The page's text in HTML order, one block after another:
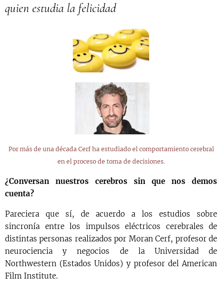
quien estudia la felicidad
Por más de una década Cerf ha estudiado el comportamiento cerebral
en el proceso de toma de decisiones.
¿Conversan nuestros cerebros sin que nos demos
cuenta?
Pareciera que sí, de acuerdo a los estudios sobre
sincronía entre los impulsos eléctricos cerebrales de
distintas personas realizados por Moran Cerf, profesor de
neurociencia y negocios de la Universidad de
Northwestern (Estados Unidos) y profesor del American
Film Institute.